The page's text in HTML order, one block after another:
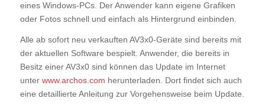
eines Windows-PCs. Der Anwender kann eigene Grafiken
oder Fotos schnell und einfach als Hintergrund einbinden.
Alle ab sofort neu verkauften AV3x0-Geräte sind bereits mit
der aktuellen Software bespielt. Anwender, die bereits in
Besitz einer AV3x0 sind können das Update im Internet
unter www.archos.com herunterladen. Dort findet sich auch
eine detaillierte Anleitung zur Vorgehensweise beim Update.